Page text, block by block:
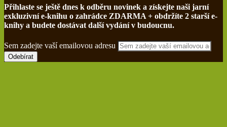
Přihlaste se ještě dnes k odběru novinek a získejte naši jarní
exkluzivní e-knihu o zahrádce ZDARMA + obdržíte 2 starší e-
knihy a budete dostávat další vydání v budoucnu.
Sem zadejte vaší emailovou adresu